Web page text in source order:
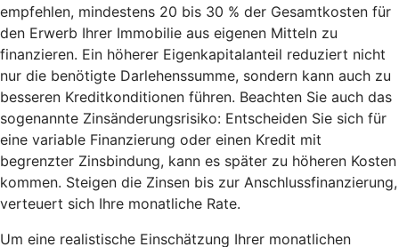
empfehlen, mindestens 20 bis 30 % der Gesamtkosten für
den Erwerb Ihrer Immobilie aus eigenen Mitteln zu
finanzieren. Ein höherer Eigenkapitalanteil reduziert nicht
nur die benötigte Darlehenssumme, sondern kann auch zu
besseren Kreditkonditionen führen. Beachten Sie auch das
sogenannte Zinsänderungsrisiko: Entscheiden Sie sich für
eine variable Finanzierung oder einen Kredit mit
begrenzter Zinsbindung, kann es später zu höheren Kosten
kommen. Steigen die Zinsen bis zur Anschlussfinanzierung,
verteuert sich Ihre monatliche Rate.
Um eine realistische Einschätzung Ihrer monatlichen